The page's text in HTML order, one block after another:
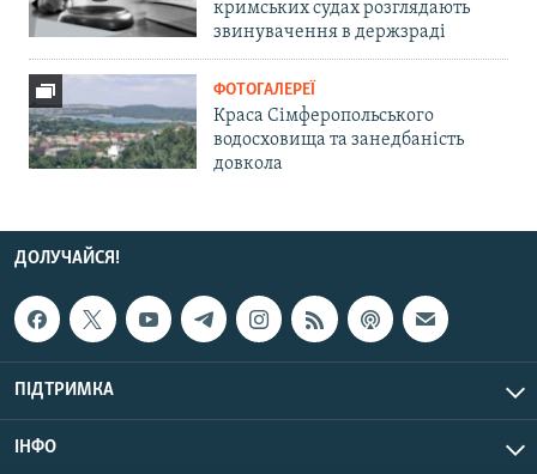
кримських судах розглядають
звинувачення в держзраді
ФОТОГАЛЕРЕЇ
Краса Сімферопольського
водосховища та занедбаність
довкола
ДОЛУЧАЙСЯ!
ПІДТРИМКА
ІНФО